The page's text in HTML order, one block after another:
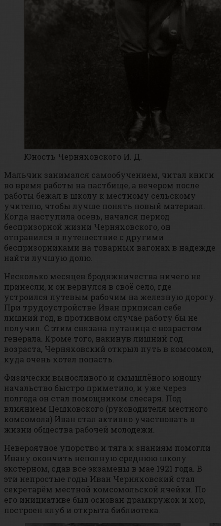
Юность Черняховского И. Д.
Мальчик занимался самообучением, читал книги
во время работы на пастбище, а вечером после
работы бежал в школу к местному сельскому
учителю, чтобы лучше понять новый материал.
Когда наступила осень, начался период
беспризорной жизни Черняховского, он
отправился в путешествие с другими
беспризорниками на товарных вагонах в надежде
найти лучшую долю.
Несколько месяцев бродяжничества ничего не
принесли, и он вернулся в своё село, где
устроился путевым рабочим на железную дорогу.
При трудоустройстве Иван приписал себе
лишний год, в противном случае работу бы не
получил. С этим связана путаница с возрастом
генерала. Кроме того, накинув лишний год
возраста, Черняховский открыл путь в комсомол,
куда очень хотел попасть.
Физически выносливого и смышлёного юношу
начальство быстро приметило, и уже через
полгода он стал помощником слесаря. Под
влиянием Цешковского (руководителя местного
комсомола) Иван стал активно участвовать в
жизни общества рабочей молодежи.
Невероятное упорство и тяга к знаниям помогли
Ивану окончить неполную среднюю школу
экстерном, сдав все экзамены в мае 1921 года. В
эти непростые годы Иван Черняховский стал
секретарём местной комсомольской ячейки. По
его инициативе был основан драмкружок и хор,
построен клуб и открыта библиотека.